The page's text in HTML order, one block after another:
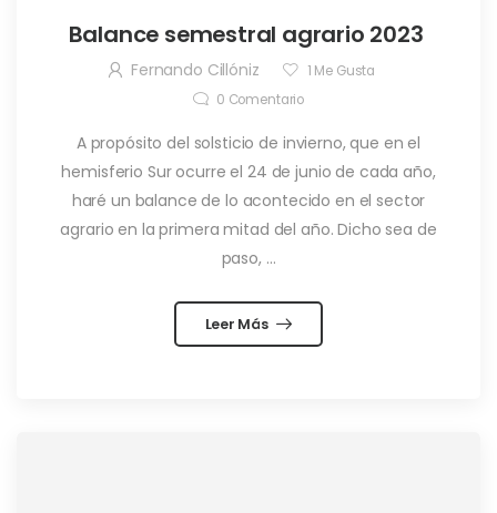
Balance semestral agrario 2023
Fernando Cillóniz 1 Me Gusta
0 Comentario
A propósito del solsticio de invierno, que en el
hemisferio Sur ocurre el 24 de junio de cada año,
haré un balance de lo acontecido en el sector
agrario en la primera mitad del año. Dicho sea de
paso, ...
Leer Más